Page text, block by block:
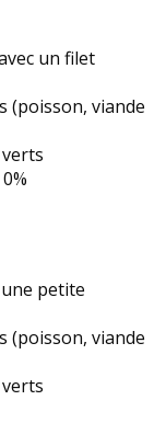
un filet
(poisson, viande
petite
(poisson, viande